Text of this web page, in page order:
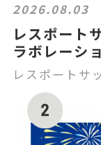
2026.08.03
レスポート
ラボレーシ
レスポートサ